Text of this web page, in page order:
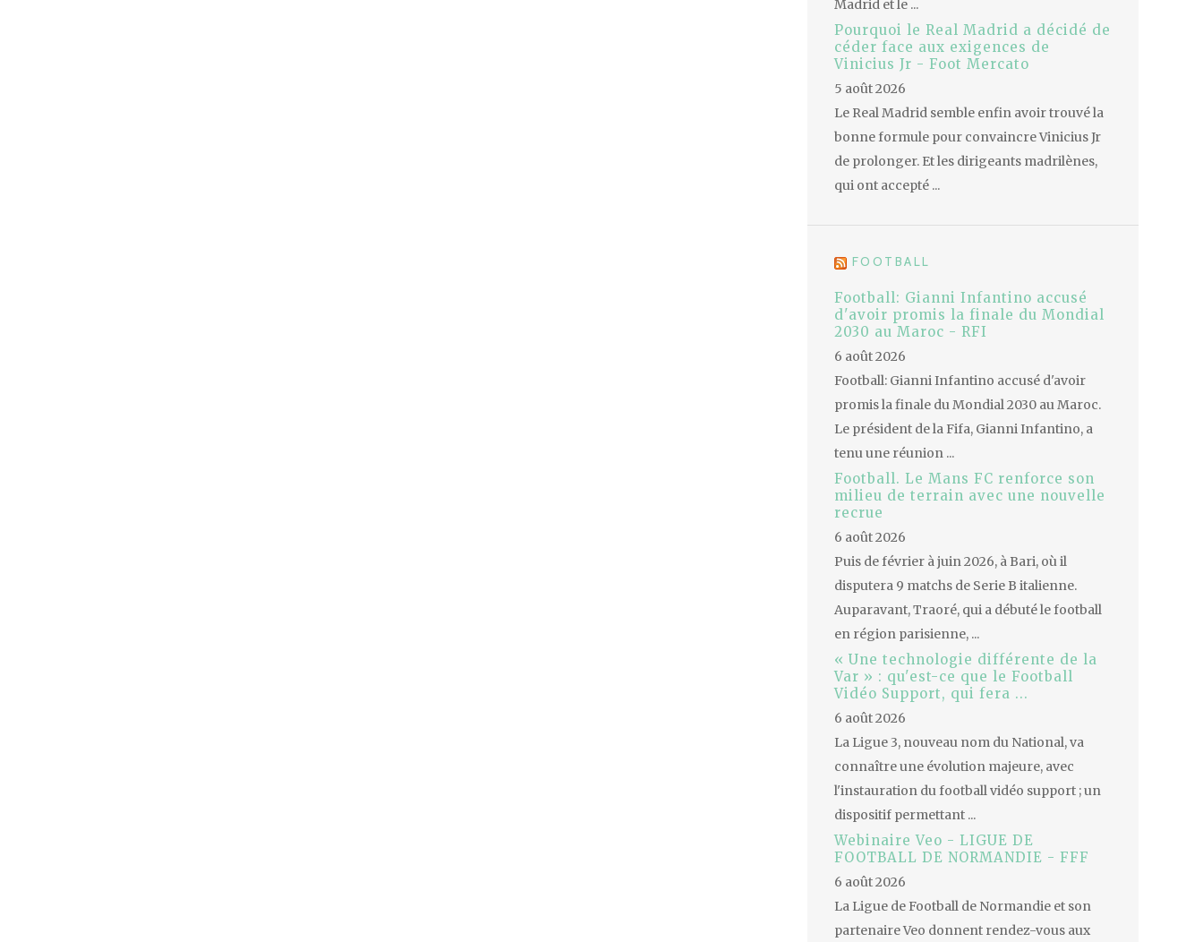
Madrid et le ...
Pourquoi le Real Madrid a décidé de
céder face aux exigences de
Vinicius Jr - Foot Mercato
5 août 2026
Le Real Madrid semble enfin avoir trouvé la
bonne formule pour convaincre Vinicius Jr
de prolonger. Et les dirigeants madrilènes,
qui ont accepté ...
FOOTBALL
Football: Gianni Infantino accusé
d'avoir promis la finale du Mondial
2030 au Maroc - RFI
6 août 2026
Football: Gianni Infantino accusé d'avoir
promis la finale du Mondial 2030 au Maroc.
Le président de la Fifa, Gianni Infantino, a
tenu une réunion ...
Football. Le Mans FC renforce son
milieu de terrain avec une nouvelle
recrue
6 août 2026
Puis de février à juin 2026, à Bari, où il
disputera 9 matchs de Serie B italienne.
Auparavant, Traoré, qui a débuté le football
en région parisienne, ...
« Une technologie différente de la
Var » : qu'est-ce que le Football
Vidéo Support, qui fera ...
6 août 2026
La Ligue 3, nouveau nom du National, va
connaître une évolution majeure, avec
l'instauration du football vidéo support ; un
dispositif permettant ...
Webinaire Veo - LIGUE DE
FOOTBALL DE NORMANDIE - FFF
6 août 2026
La Ligue de Football de Normandie et son
partenaire Veo donnent rendez-vous aux